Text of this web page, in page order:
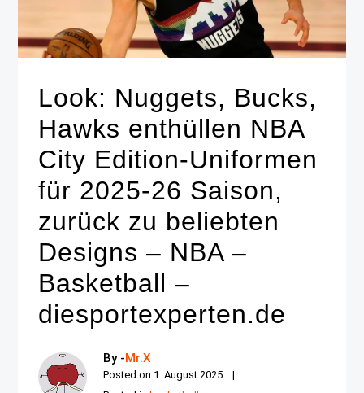
Look: Nuggets, Bucks,
Hawks enthüllen NBA
City Edition-Uniformen
für 2025-26 Saison,
zurück zu beliebten
Designs – NBA –
Basketball –
diesportexperten.de
By -Mr.X
Posted on 1. August 2025